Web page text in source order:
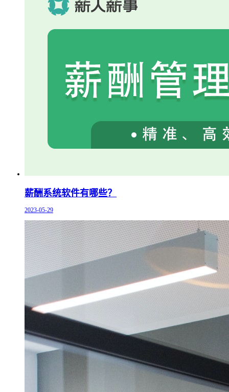
薪酬系统软件有哪些？
2023-05-29